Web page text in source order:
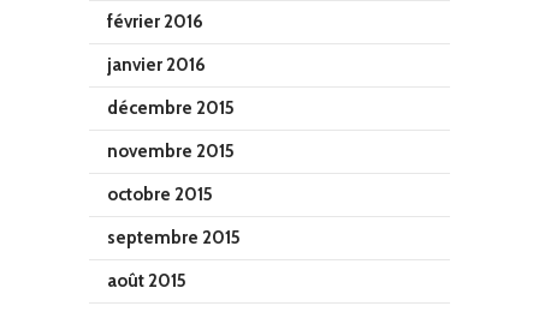
février 2016
janvier 2016
décembre 2015
novembre 2015
octobre 2015
septembre 2015
août 2015